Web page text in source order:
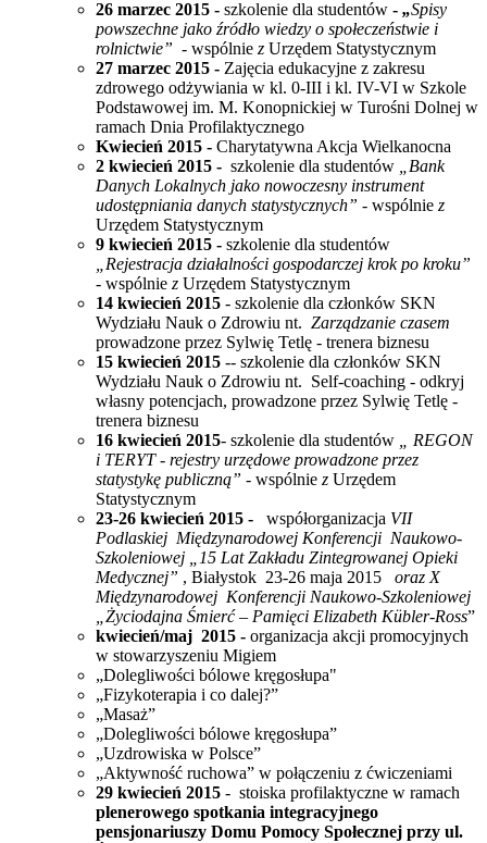
26 marzec 2015 - szkolenie dla studentów - „Spisy
powszechne jako źródło wiedzy o społeczeństwie i
rolnictwie” - wspólnie z Urzędem Statystycznym
27 marzec 2015 - Zajęcia edukacyjne z zakresu
zdrowego odżywiania w kl. 0-III i kl. IV-VI w Szkole
Podstawowej im. M. Konopnickiej w Turośni Dolnej w
ramach Dnia Profilaktycznego
Kwiecień 2015 - Charytatywna Akcja Wielkanocna
2 kwiecień 2015 - szkolenie dla studentów
„Bank
Danych Lokalnych jako nowoczesny instrument
udostępniania danych statystycznych” - wspólnie z
Urzędem Statystycznym
9 kwiecień 2015 - szkolenie dla studentów
„Rejestracja działalności gospodarczej krok po kroku”
- wspólnie z Urzędem Statystycznym
14 kwiecień 2015 - szkolenie dla członków SKN
Wydziału Nauk o Zdrowiu nt. Zarządzanie czasem
prowadzone przez Sylwię Tetlę - trenera biznesu
15 kwiecień 2015 -- szkolenie dla członków SKN
Wydziału Nauk o Zdrowiu nt. Self-coaching - odkryj
własny potencjach, prowadzone przez Sylwię Tetlę -
trenera biznesu
16 kwiecień 2015- szkolenie dla studentów
„ REGON
i TERYT - rejestry urzędowe prowadzone przez
statystykę publiczną” - wspólnie z Urzędem
Statystycznym
23-26 kwiecień 2015 - współorganizacja VII
Podlaskiej Międzynarodowej Konferencji Naukowo-
Szkoleniowej „15 Lat Zakładu Zintegrowanej Opieki
Medycznej” , Białystok 23-26 maja 2015 oraz X
Międzynarodowej Konferencji Naukowo-Szkoleniowej
„Życiodajna Śmierć – Pamięci Elizabeth Kübler-Ross”
kwiecień/maj 2015 - organizacja akcji promocyjnych
w stowarzyszeniu Migiem
„Dolegliwości bólowe kręgosłupa"
„Fizykoterapia i co dalej?”
„Masaż”
„Dolegliwości bólowe kręgosłupa”
„Uzdrowiska w Polsce”
„Aktywność ruchowa” w połączeniu z ćwiczeniami
29 kwiecień 2015 - stoiska profilaktyczne w ramach
plenerowego spotkania integracyjnego
pensjonariuszy Domu Pomocy Społecznej przy ul.